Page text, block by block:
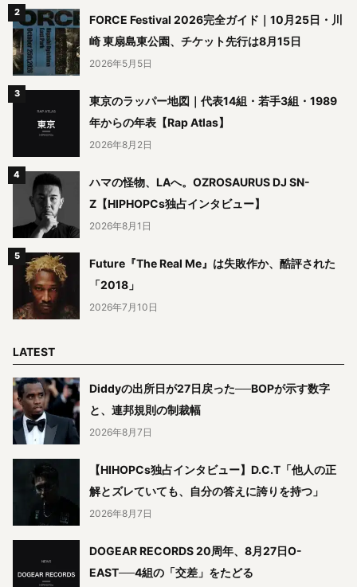
FORCE Festival 2026完全ガイド｜10月25日・川
崎 東扇島東公園、チケット先行は8月15日
2026年5月5日
東京のラッパー地図｜代表14組・若手3組・1989
年からの年表【Rap Atlas】
2026年8月2日
ハマの怪物、LAへ。OZROSAURUS DJ SN-
Z【HIPHOPCs独占インタビュー】
2026年8月1日
Future『The Real Me』は失敗作か、酷評された
「2018」
2026年7月10日
LATEST
Diddyの出所日が27日戻った──BOPが示す数字
と、連邦規則の制裁幅
2026年8月7日
【HIHOPCs独占インタビュー】D.C.T「他人の正
解とズレていても、自分の答えに誇りを持つ」
2026年8月7日
DOGEAR RECORDS 20周年、8月27日O-
EAST──4組の「交差」をたどる